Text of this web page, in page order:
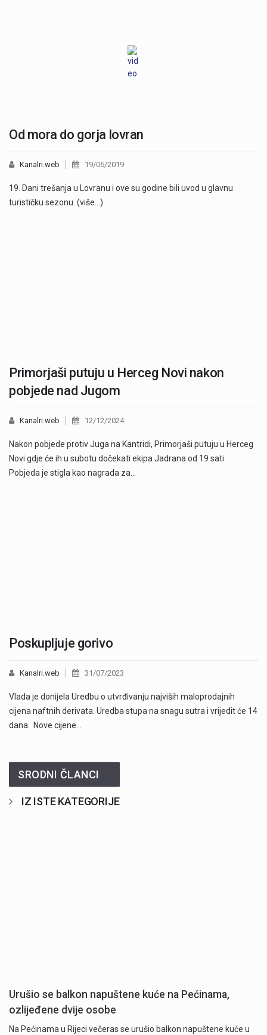
Od mora do gorja lovran
Kanalri.web 19/06/2019
19. Dani trešanja u Lovranu i ove su godine bili uvod u glavnu
turističku sezonu. (više…)
Primorjaši putuju u Herceg Novi nakon
pobjede nad Jugom
Kanalri.web 12/12/2024
Nakon pobjede protiv Juga na Kantridi, Primorjaši putuju u Herceg
Novi gdje će ih u subotu dočekati ekipa Jadrana od 19 sati.
Pobjeda je stigla kao nagrada za…
Poskupljuje gorivo
Kanalri.web 31/07/2023
Vlada je donijela Uredbu o utvrđivanju najviših maloprodajnih
cijena naftnih derivata. Uredba stupa na snagu sutra i vrijedit će 14
dana. Nove cijene…
SRODNI ČLANCI
IZ ISTE KATEGORIJE
Urušio se balkon napuštene kuće na Pećinama,
ozlijeđene dvije osobe
Na Pećinama u Rijeci večeras se urušio balkon napuštene kuće u